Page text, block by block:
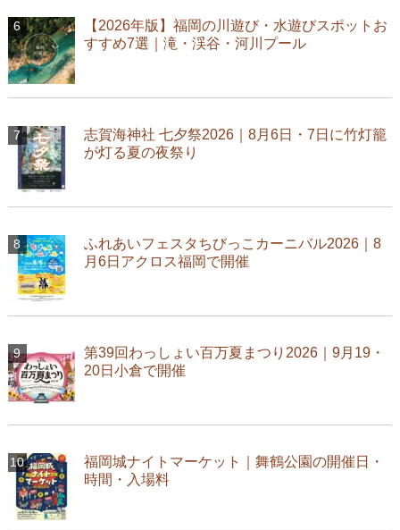
【2026年版】福岡の川遊び・水遊びスポットお
すすめ7選｜滝・渓谷・河川プール
志賀海神社 七夕祭2026｜8月6日・7日に竹灯籠
が灯る夏の夜祭り
ふれあいフェスタちびっこカーニバル2026｜8
月6日アクロス福岡で開催
第39回わっしょい百万夏まつり2026｜9月19・
20日小倉で開催
福岡城ナイトマーケット｜舞鶴公園の開催日・
時間・入場料